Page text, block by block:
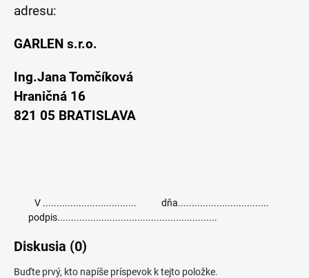
adresu:
GARLEN s.r.o.
Ing.Jana Tomčíková
Hraničná 16
821 05 BRATISLAVA
V .................................. dňa.................................
podpis..........................................................
Diskusia (0)
Buďte prvý, kto napíše príspevok k tejto položke.